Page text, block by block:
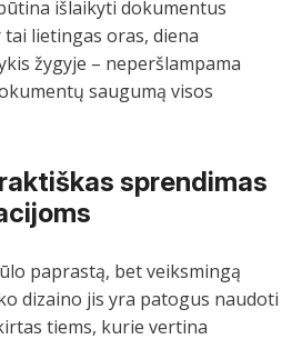
išlaikyti dokumentus
lietingas oras, diena
žygyje – neperšlampama
saugumą visos
sprendimas
paprastą, bet veiksmingą
dizaino jis yra patogus naudoti
tiems, kurie vertina